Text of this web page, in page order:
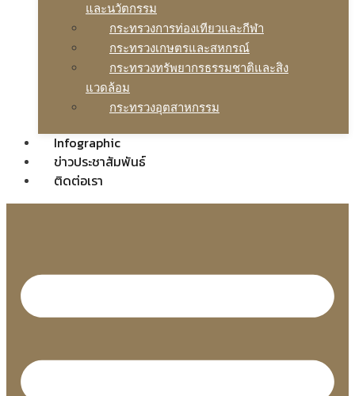
และนวัตกรรม
กระทรวงการท่องเทียวและกีฬา
กระทรวงเกษตรและสหกรณ์
กระทรวงทรัพยากรธรรมชาติและสิง
แวดล้อม
กระทรวงอุตสาหกรรม
Infographic
ข่าวประชาสัมพันธ์
ติดต่อเรา